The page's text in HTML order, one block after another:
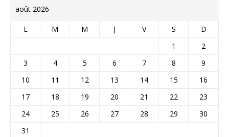
août 2026
L M M J V S
D
1
2
3
4 5 6 7 8
9
10
11 12 13 14 15
16
17
18 19 20 21 22
23
24
25 26 27 28 29
30
31